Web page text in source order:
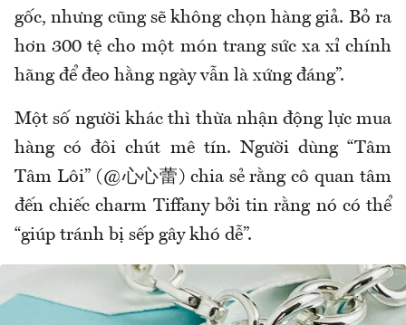
gốc, nhưng cũng sẽ không chọn hàng giả. Bỏ ra
hơn 300 tệ cho một món trang sức xa xỉ chính
hãng để đeo hằng ngày vẫn là xứng đáng”.
Một số người khác thì thừa nhận động lực mua
hàng có đôi chút mê tín. Người dùng “Tâm
Tâm Lôi” (@心心蕾) chia sẻ rằng cô quan tâm
đến chiếc charm Tiffany bởi tin rằng nó có thể
“giúp tránh bị sếp gây khó dễ”.